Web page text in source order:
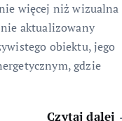
więcej niż wizualna
aktualizowany
obiektu, jego
gdzie
Czytaj dalej